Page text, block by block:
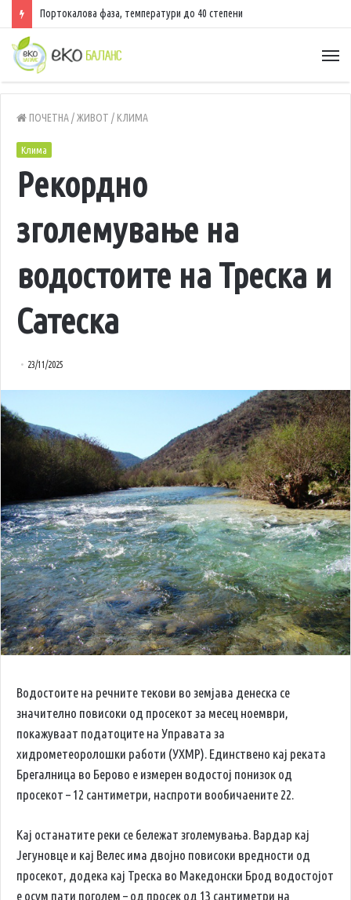
Портокалова фаза, температури до 40 степени
ПОЧЕТНА/ЖИВОТ / КЛИМА
Клима
Рекордно
зголемување на
водостоите на Треска и
Сатеска
23/11/2025
Водостоите на речните текови во земјава денеска се
значително повисоки од просекот за месец ноември,
покажуваат податоците на Управата за
хидрометеоролошки работи (УХМР). Единствено кај реката
Брегалница во Берово е измерен водостој понизок од
просекот – 12 сантиметри, наспроти вообичаените 22.
Кај останатите реки се бележат зголемувања. Вардар кај
Јегуновце и кај Велес има двојно повисоки вредности од
просекот, додека кај Треска во Македонски Брод водостојот
е осум пати поголем – од просек од 13 сантиметри на